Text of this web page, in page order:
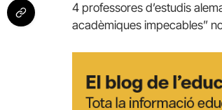
4 professores d’estudis
acadèmiques impecables”